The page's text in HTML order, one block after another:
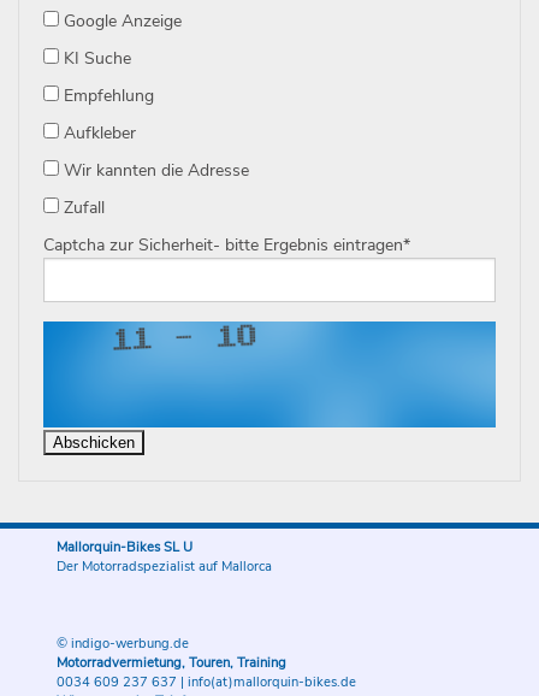
Google Anzeige
KI Suche
Empfehlung
Aufkleber
Wir kannten die Adresse
Zufall
Captcha zur Sicherheit- bitte Ergebnis eintragen*
Mallorquin-Bikes SL U
Der Motorradspezialist auf Mallorca
© indigo-werbung.de
Motorradvermietung, Touren, Training
0034 609 237 637 | info(at)mallorquin-bikes.de